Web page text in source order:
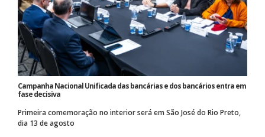
Campanha Nacional Unificada das bancárias e dos bancários entra em
fase decisiva
Primeira comemoração no interior será em São José do Rio Preto,
dia 13 de agosto